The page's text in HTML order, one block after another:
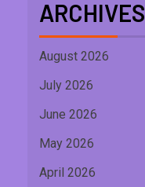
ARCHIVES
August 2026
July 2026
June 2026
May 2026
April 2026